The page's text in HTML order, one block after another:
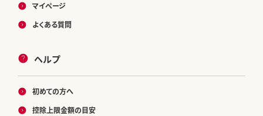
マイページ
よくある質問
ヘルプ
初めての方へ
控除上限金額の目安